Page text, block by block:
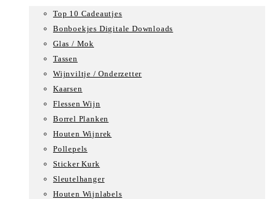
Top 10 Cadeautjes
Bonboekjes Digitale Downloads
Glas / Mok
Tassen
Wijnviltje / Onderzetter
Kaarsen
Flessen Wijn
Borrel Planken
Houten Wijnrek
Pollepels
Sticker Kurk
Sleutelhanger
Houten Wijnlabels